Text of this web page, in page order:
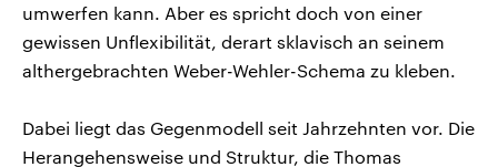
umwerfen kann. Aber es spricht doch von einer
gewissen Unflexibilität, derart sklavisch an seinem
althergebrachten Weber-Wehler-Schema zu kleben.
Dabei liegt das Gegenmodell seit Jahrzehnten vor. Die
Herangehensweise und Struktur, die Thomas